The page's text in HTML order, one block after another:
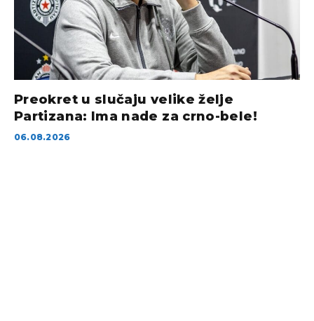
Preokret u slučaju velike želje
Partizana: Ima nade za crno-bele!
06.08.2026